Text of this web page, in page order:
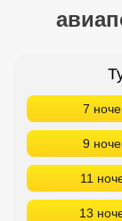
7
9
11
13